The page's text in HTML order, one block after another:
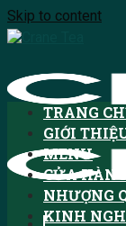
Skip to content
TRANG
GIỚI
MENU
CỬA HÀNG
NHƯỢNG
KINH